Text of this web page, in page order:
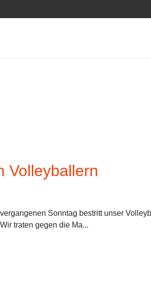
Volleyballern
Sonntag bestritt unser
traten gegen die Ma...